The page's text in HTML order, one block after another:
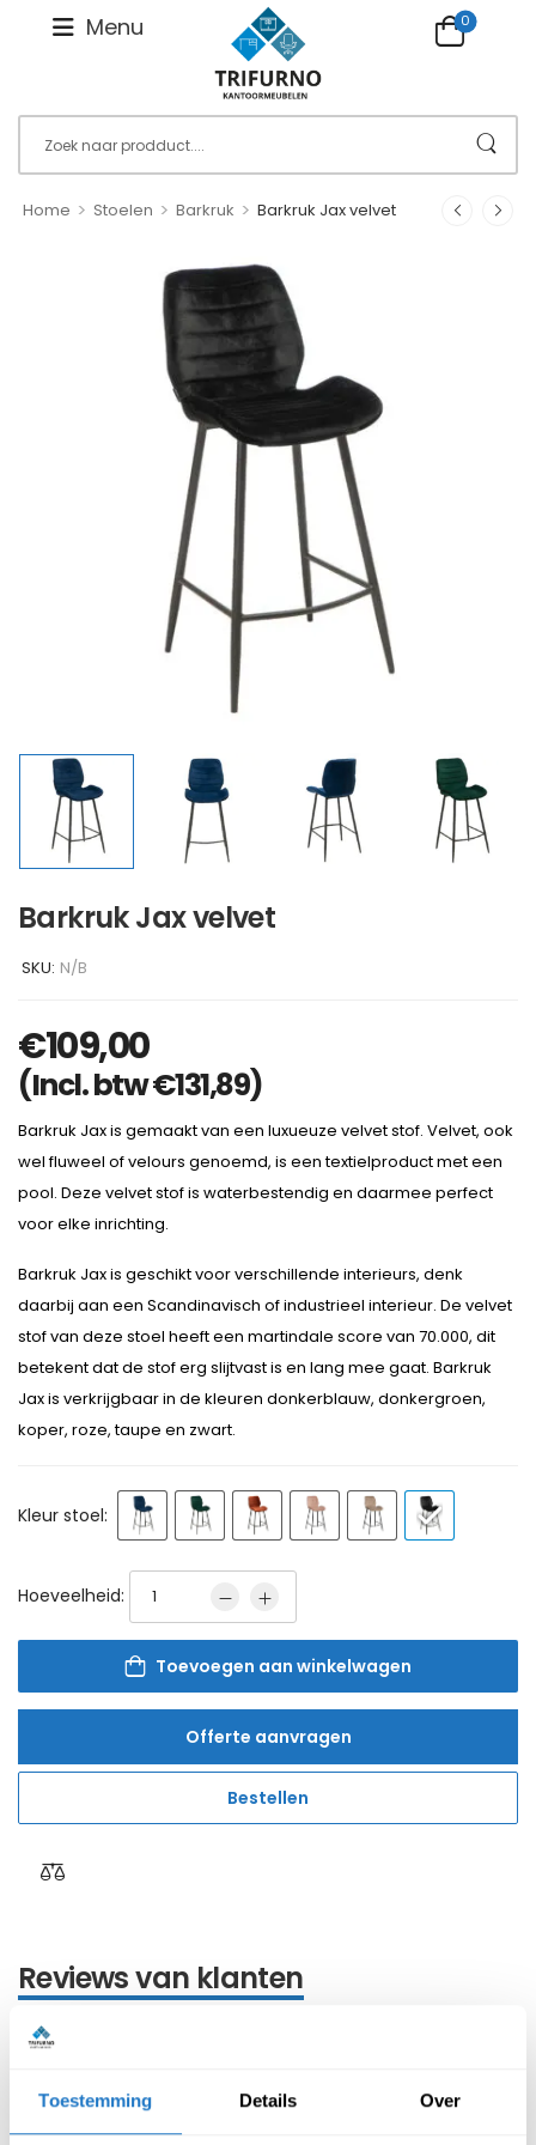
Toestemming Details Over
Menu 0
Home > Stoelen > Barkruk > Barkruk Jax velvet
Barkruk Jax velvet
SKU: N/B
€109,00
(Incl. btw€131,89)
Barkruk Jax is gemaakt van een luxueuze velvet stof. Velvet, ook
wel fluweel of velours genoemd, is een textielproduct met een
pool. Deze velvet stof is waterbestendig en daarmee perfect
voor elke inrichting.
Barkruk Jax is geschikt voor verschillende interieurs, denk
daarbij aan een Scandinavisch of industrieel interieur. De velvet
stof van deze stoel heeft een martindale score van 70.000, dit
betekent dat de stof erg slijtvast is en lang mee gaat. Barkruk
Jax is verkrijgbaar in de kleuren donkerblauw, donkergroen,
koper, roze, taupe en zwart.
Kleur stoel:
Hoeveelheid:
Toevoegen aan winkelwagen
Offerte aanvragen
Bestellen
Reviews van klanten